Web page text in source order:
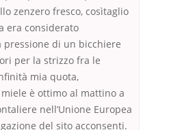
zenzero fresco, cosìtaglio
era considerato
di un bicchiere
per la strizzo fra le
mia quota,
è ottimo al mattino a
nell’Unione Europea
del sito acconsenti.